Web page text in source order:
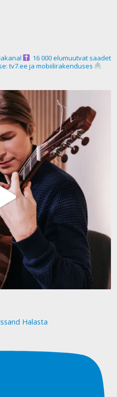
16 000 elumuutvat saadet
tv7.ee ja mobiilirakenduses
Halasta